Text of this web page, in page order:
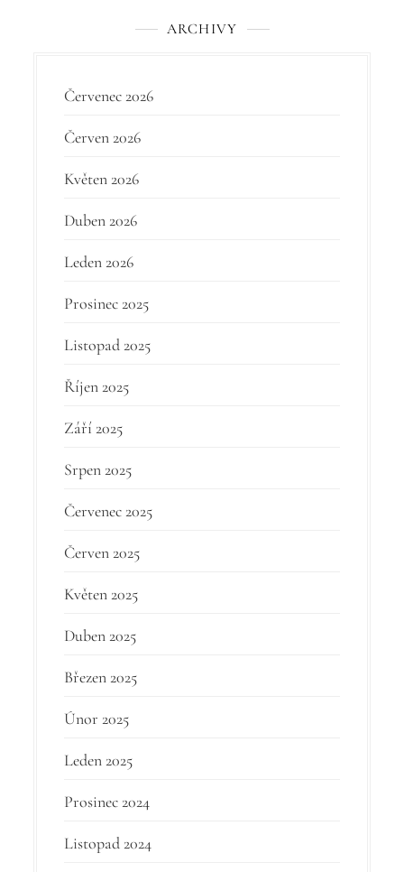
ARCHIVY
Červenec 2026
Červen 2026
Květen 2026
Duben 2026
Leden 2026
Prosinec 2025
Listopad 2025
Říjen 2025
Září 2025
Srpen 2025
Červenec 2025
Červen 2025
Květen 2025
Duben 2025
Březen 2025
Únor 2025
Leden 2025
Prosinec 2024
Listopad 2024